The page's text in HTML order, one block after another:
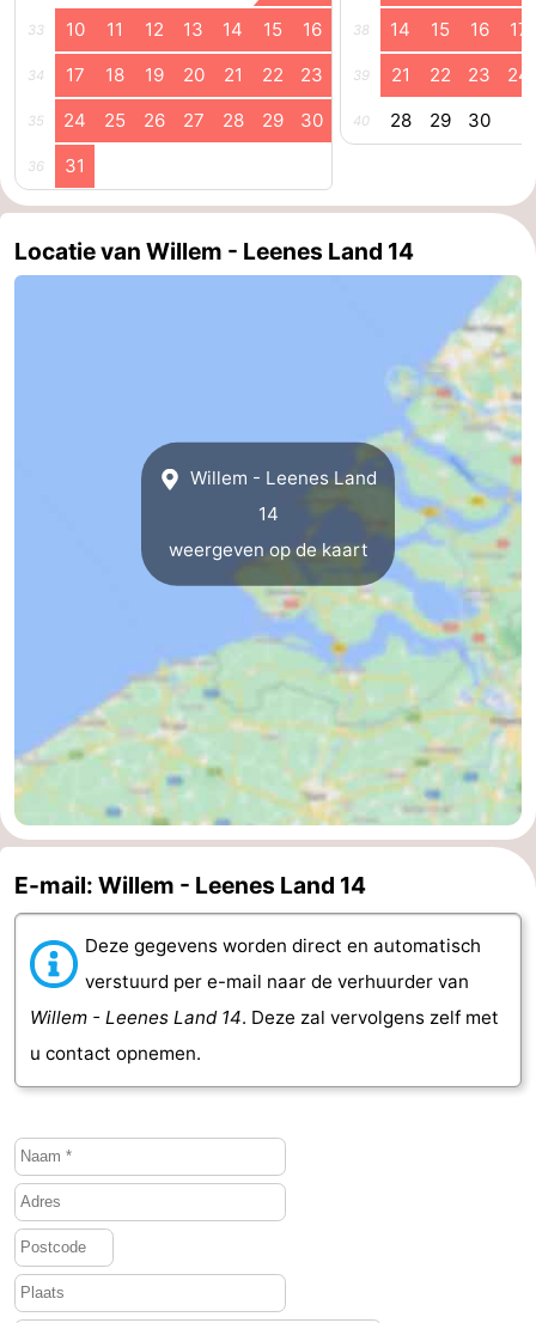
Kop
Schouwen
Veere
Natuur
Oranjezon
Oostkapelle
-
Natuur
-
Sluis
Cadzand
-
Natuur
Zwin
Weer
Contact
33 10 11 12 13 14 15 16
34 17 18 19 20 21 22 23
35 24 25 26 27 28 29 30
36 31
38 14 15 16 17
39 21 22 23 24
40 28 29 30
Locatie van Willem - Leenes Land 14
Willem - Leenes Land
14
weergeven op de kaart
E-mail: Willem - Leenes Land 14
Deze gegevens worden direct en automatisch
verstuurd per e-mail naar de verhuurder van
Willem - Leenes Land 14. Deze zal vervolgens zelf met
u contact opnemen.